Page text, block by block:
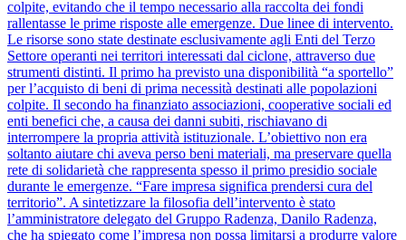
colpite, evitando che il tempo necessario alla raccolta dei fondi
rallentasse le prime risposte alle emergenze. Due linee di intervento.
Le risorse sono state destinate esclusivamente agli Enti del Terzo
Settore operanti nei territori interessati dal ciclone, attraverso due
strumenti distinti. Il primo ha previsto una disponibilità “a sportello”
per l’acquisto di beni di prima necessità destinati alle popolazioni
colpite. Il secondo ha finanziato associazioni, cooperative sociali ed
enti benefici che, a causa dei danni subiti, rischiavano di
interrompere la propria attività istituzionale. L’obiettivo non era
soltanto aiutare chi aveva perso beni materiali, ma preservare quella
rete di solidarietà che rappresenta spesso il primo presidio sociale
durante le emergenze. “Fare impresa significa prendersi cura del
territorio”. A sintetizzare la filosofia dell’intervento è stato
l’amministratore delegato del Gruppo Radenza, Danilo Radenza,
che ha spiegato come l’impresa non possa limitarsi a produrre valore